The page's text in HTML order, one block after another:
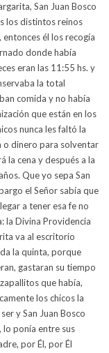
San Juan Bosco
los distintos reinos
él los recogía
donde había
eran las 11:55 hs. y
la total
comida y no había
que están en los
nunca les faltó la
o dinero para solventar
la cena y después a la
Que yo sepa San
el Señor sabía que
a tener esa fe no
la Divina Providencia
va al escritorio
la quinta, porque
gastaran su tiempo
que había,
los chicos la
y San Juan Bosco
lo ponía entre sus
por Él, por Él